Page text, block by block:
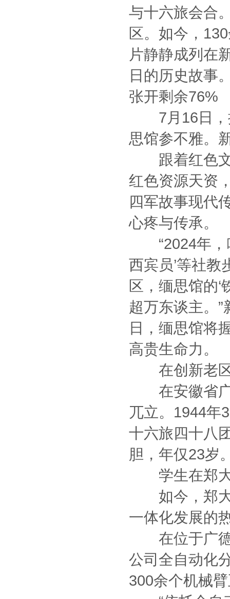
与十六旅会合
区。如今，
片静静成列在
日的历史故事
张开剩余76%
7月16日，
思馆参不雅。
跟着红色文
红色资源天资
四军故事现代
心疼与传承。
“2024年，咱
西宾员’等社
区，缅思馆的
超万东谈主。
日，缅思馆将
高贵生命力。
在创新老区
在安徽省广
兀立。1944年
十六旅四十八
胆，年仅23岁
学生在郑大
如今，郑大
一体化发展的
在位于广德
公司全自动化
300余个机械